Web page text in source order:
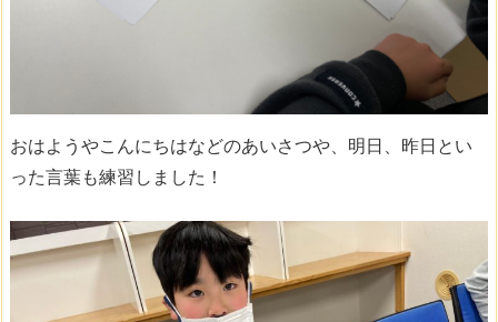
おはようやこんにちはなどのあいさつや、明日、昨日とい
った言葉も練習しました！